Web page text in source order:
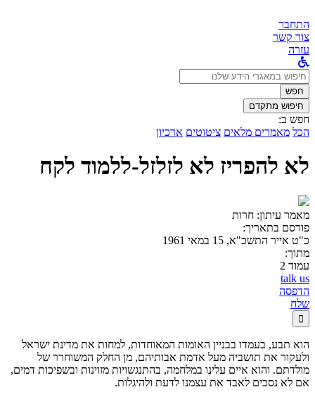
התחבר
צור קשר
עזרה
לחפש
ב:חפש
חיפוש מתקדם
חפש ב:
הכל מאמרים מלאים ציטוטים ארכיון
לא להפריז לא לזלזל-ללמוד לקח
מאמר עיתון: חרות
פורסם בתאריך:
כ"ט אייר התשכ"א, 15 במאי 1961
מתוך:
עמוד 2
talk us
הדפסה
שלח

הוא תבע, בעמדו בבניין האומות המאוחדות, למחות את מדינת ישראל
ולעקור את תושביה מעל אדמת אבותיהם, מן החלק המשוחרר של
מולדתם. והוא איים עלינו במלחמה, בהתנגשויות מזוינות ובשפיכות דמים,
אם לא נסכים לאבד את עצמנו לדעת ולהיגלות.